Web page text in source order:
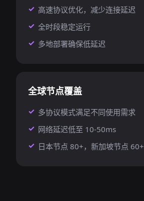
高速协议优化，减少连接延迟
全时段稳定运行
多地部署确保低延迟
全球节点覆盖
多协议模式满足不同使用需求
网络延迟低至 10-50ms
日本节点 80+，新加坡节点 60+